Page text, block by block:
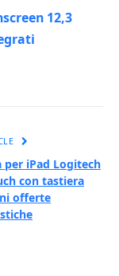
12,3
per iPad Logitech
con tastiera
offerte